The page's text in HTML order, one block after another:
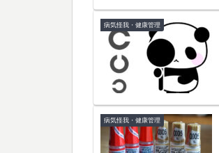
病気怪我・健康管理
病気怪我・健康管理